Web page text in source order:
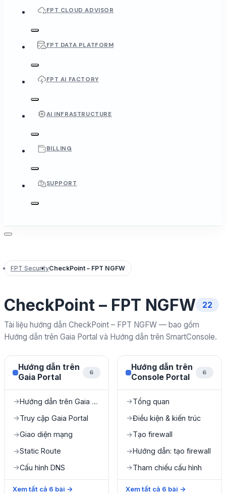
FPT CLOUD ADVISOR
FPT DATA PLATFORM
FPT AI FACTORY
AI INFRASTRUCTURE
BILLING
SUPPORT
FPT SecurityCheckPoint – FPT NGFW
CheckPoint – FPT NGFW 22
Tài liệu hướng dẫn CheckPoint – FPT NGFW — bao gồm
Hướng dẫn trên Gaia Portal và Hướng dẫn trên SmartConsole.
Hướng dẫn trên
Gaia Portal
6
→ Hướng dẫn trên Gaia Portal
→Truy cập Gaia Portal
→Giao diện mạng
→Static Route
→Cấu hình DNS
Xem tất cả 6 bài →
Hướng dẫn trên
Console Portal
6
→Tổng quan
→Điều kiện & kiến trúc
→Tạo firewall
→Hướng dẫn: tạo firewall
→Tham chiếu cấu hình
Xem tất cả 6 bài →